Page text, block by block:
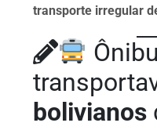
transporte irregular
bolivianos